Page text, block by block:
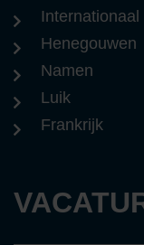
Internationaal
Henegouwen
Namen
Luik
Frankrijk